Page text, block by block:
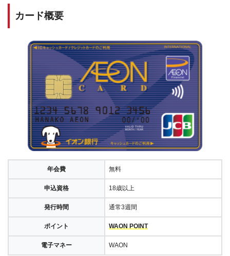
カード概要
年会費 無料
申込資格 18歳以上
発行時間 通常3週間
ポイント WAON POINT
電子マネー WAON